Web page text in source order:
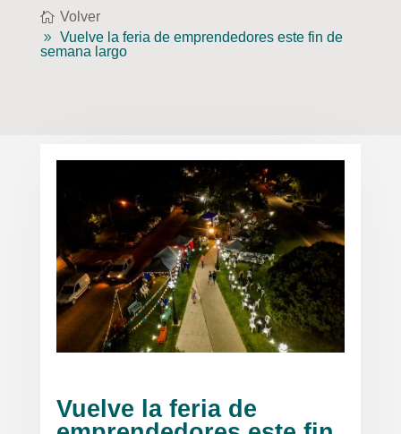
Volver
Vuelve la feria de emprendedores este fin de
semana largo
Vuelve la feria de